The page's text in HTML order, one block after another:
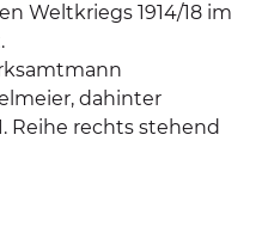
Weltkriegs 1914/18 im
dahinter
Reihe rechts stehend